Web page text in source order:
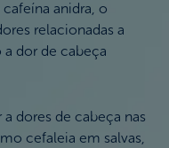
anidra, o
relacionadas a
dor de cabeça
dores de cabeça nas
cefaleia em salvas,